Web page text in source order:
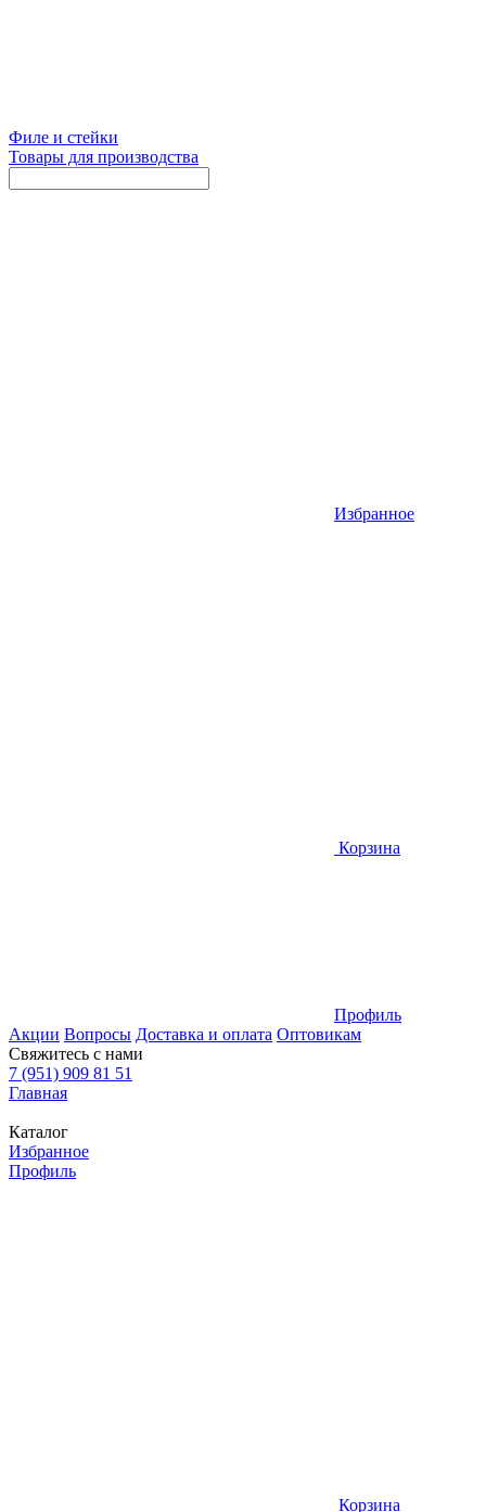
Филе и стейки
Товары для производства
Избранное
Корзина
Профиль
Акции Вопросы Доставка и оплата Оптовикам
Свяжитесь с нами
7 (951) 909 81 51
Главная
Каталог
Избранное
Профиль
Корзина